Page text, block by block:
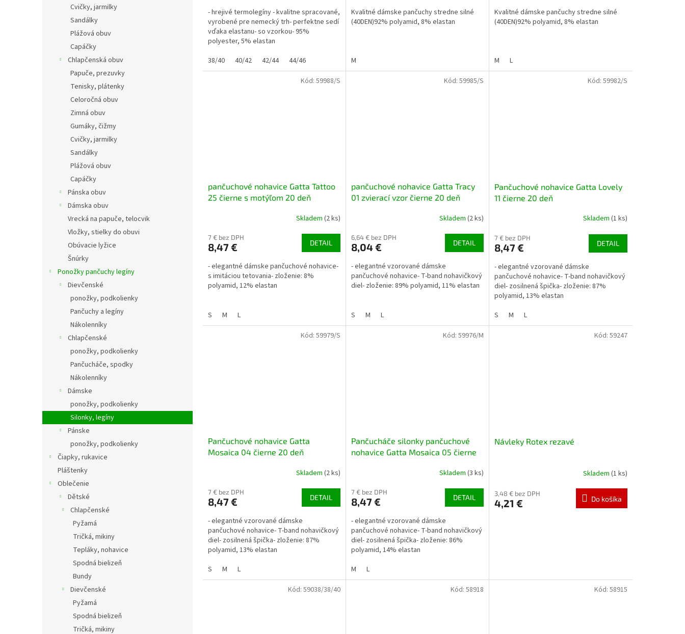
Cvičky, jarmilky
Sandálky
Plážová obuv
Capáčky
Chlapčenská obuv
Papuče, prezuvky
Tenisky, plátenky
Celoročná obuv
Zimná obuv
Gumáky, čižmy
Cvičky, jarmilky
Sandálky
Plážová obuv
Capáčky
Pánska obuv
Dámska obuv
Vrecká na papuče, telocvik
Vložky, stielky do obuvi
Obúvacie lyžice
Šnúrky
Ponožky pančuchy legíny
Dievčenské
ponožky, podkolienky
Pančuchy a legíny
Nákolenníky
Chlapčenské
ponožky, podkolienky
Pančucháče, spodky
Nákolenníky
Dámske
ponožky, podkolienky
Silonky, legíny
Pánske
ponožky, podkolienky
Čiapky, rukavice
Pláštenky
Oblečenie
Dětské
Chlapčenské
Pyžamá
Tričká, mikiny
Tepláky, nohavice
Spodná bielizeň
Bundy
Dievčenské
Pyžamá
Spodná bielizeň
Tričká, mikiny
- hrejivé termolegíny - kvalitne spracované,
vyrobené pre nemecký trh- perfektne sedí
vďaka elastanu- so vzorkou- 95%
polyester, 5% elastan
38/40
40/42 42/44 44/46
Kvalitné dámske pančuchy stredne silné
(40DEN)92% polyamid, 8% elastan
M
Kvalitné dámske pančuchy stredne silné
(40DEN)92% polyamid, 8% elastan
M L
pančuchové nohavice Gatta Tattoo
25 čierne s motýľom 20 deň
Skladem (2 ks)
7 € bez DPH
8,47 € DETAIL
- elegantné dámske pančuchové nohavice-
s imitáciou tetovania- zloženie: 8%
polyamid, 12% elastan
S M L
Kód: 59988/S
pančuchové nohavice Gatta Tracy
01 zvierací vzor čierne 20 deň
Skladem (2 ks)
6,64 € bez DPH
8,04 € DETAIL
- elegantné vzorované dámske
pančuchové nohavice- T-band nohavičkový
diel- zloženie: 89% polyamid, 11% elastan
S M L
Kód: 59985/S
Pančuchové nohavice Gatta Lovely
11 čierne 20 deň
Skladem (1 ks)
7 € bez DPH
8,47 € DETAIL
- elegantné vzorované dámske
pančuchové nohavice- T-band nohavičkový
diel- zosilnená špička- zloženie: 87%
polyamid, 13% elastan
S
M L
Kód: 59982/S
Pančuchové nohavice Gatta
Mosaica 04 čierne 20 deň
Skladem (2 ks)
7 € bez DPH
8,47 € DETAIL
- elegantné vzorované dámske
pančuchové nohavice- T-band nohavičkový
diel- zosilnená špička- zloženie: 87%
polyamid, 13% elastan
S
M L
Kód: 59979/S
Pančucháče silonky pančuchové
nohavice Gatta Mosaica 05 čierne
Skladem (3 ks)
7 € bez DPH
8,47 € DETAIL
- elegantné vzorované dámske
pančuchové nohavice- T-band nohavičkový
diel- zosilnená špička- zloženie: 86%
polyamid, 14% elastan
M
L
Kód: 59976/M
Návleky Rotex rezavé
Skladem (1 ks)
3,48 € bez DPH
4,21 € Do košíka
Kód: 59247
Kód: 59038/38/40 Kód: 58918 Kód: 58915